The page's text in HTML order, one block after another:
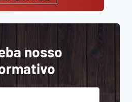
nosso